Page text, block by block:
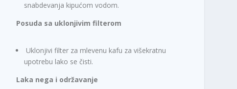
snabdevanja kipućom vodom.
Posuda sa uklonjivim filterom
Uklonjivi filter za mlevenu kafu za višekratnu
upotrebu lako se čisti.
Laka nega i održavanje